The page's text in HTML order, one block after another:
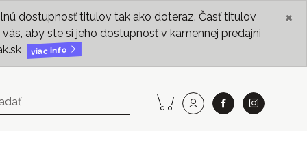
dostupnosť titulov tak ako doteraz. Časť titulov
aby ste si jeho dostupnosť v kamennej predajni
viac info
×